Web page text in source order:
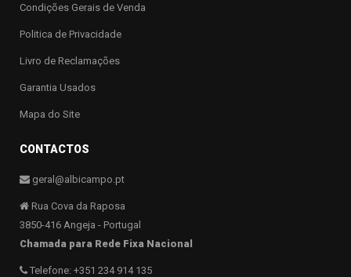
Condições Gerais de Venda
Politica de Privacidade
Livro de Reclamações
Garantia Usados
Mapa do Site
CONTACTOS
geral@albicampo.pt
Rua Cova da Raposa
3850-416 Angeja - Portugal
Chamada para Rede Fixa Nacional
Telefone: +351 234 914 135